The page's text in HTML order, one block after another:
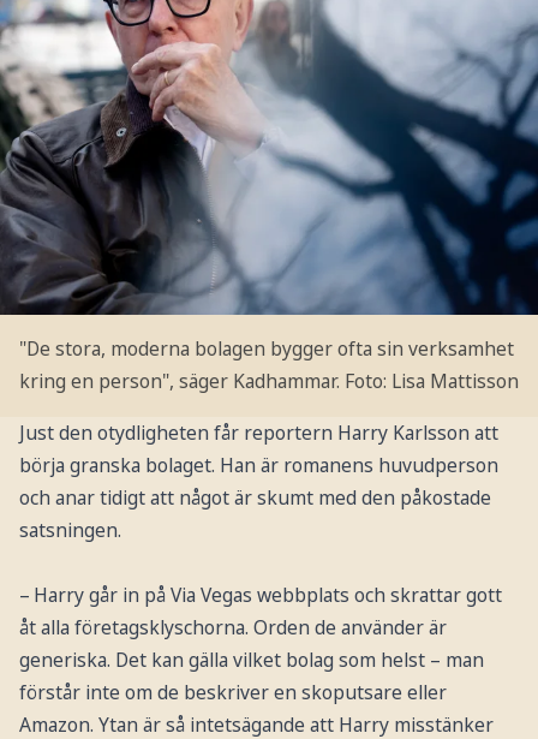
"De stora, moderna bolagen bygger ofta sin verksamhet
kring en person", säger Kadhammar. Foto: Lisa Mattisson
Just den otydligheten får reportern Harry Karlsson att
börja granska bolaget. Han är romanens huvudperson
och anar tidigt att något är skumt med den påkostade
satsningen.
– Harry går in på Via Vegas webbplats och skrattar gott
åt alla företagsklyschorna. Orden de använder är
generiska. Det kan gälla vilket bolag som helst – man
förstår inte om de beskriver en skoputsare eller
Amazon. Ytan är så intetsägande att Harry misstänker